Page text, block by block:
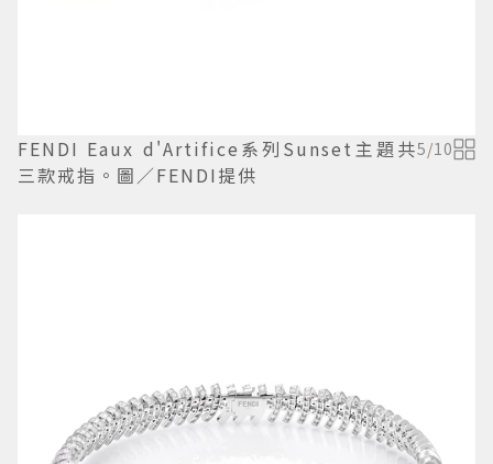
FENDI Eaux d'Artifice系列Sunset主題共
三款戒指。圖／FENDI提供
5/10